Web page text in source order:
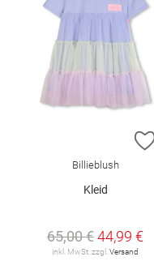
Billieblush
Kleid
65,00 €44,99 €
inkl. MwSt. zzgl. Versand